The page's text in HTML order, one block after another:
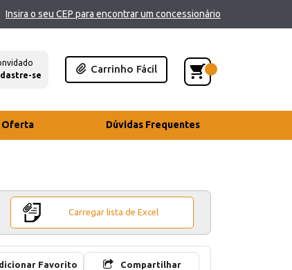
Insira o seu CEP para encontrar um concessionário
se
Carrinho Fácil
Oferta Dúvidas Frequentes
Carregar lista de Excel
Favorito Compartilhar